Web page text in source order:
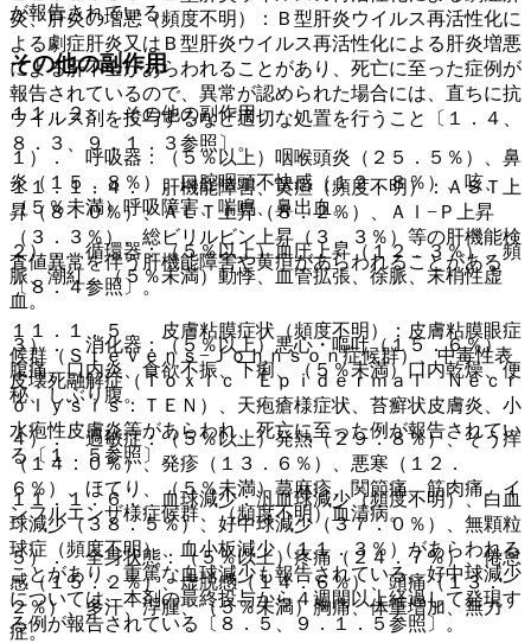
が報告されている。
その他の副作用
１１．２． その他の副作用
１）． 呼吸器：（５％以上）咽喉頭炎（２５．５％）、鼻
炎（１５．８％）、口腔咽頭不快感（１２．８％）、咳、
（５％未満）呼吸障害、喘鳴、鼻出血。
２）． 循環器：（５％以上）血圧上昇（１２．３％）、頻
脈、潮紅、（５％未満）動悸、血管拡張、徐脈、末梢性虚
血。
３）． 消化器：（５％以上）悪心・嘔吐（１５．６％）、
腹痛、口内炎、食欲不振、下痢、（５％未満）口内乾燥、便
秘、しぶり腹。
４）． 過敏症：（５％以上）発熱（２９．８％）、そう痒
（１４．０％）、発疹（１３．６％）、悪寒（１２．
６％）、ほてり、（５％未満）蕁麻疹、関節痛、筋肉痛、イ
ンフルエンザ様症候群、（頻度不明）血清病。
５）． 全身状態：（５％以上）疼痛（２４．７％）、倦怠
感（１５．２％）、虚脱感（１４．６％）、頭痛（１３．
２％）、多汗、浮腫、（５％未満）胸痛、体重増加、無力
症。
炎、肝炎の増悪（頻度不明）：Ｂ型肝炎ウイルス再活性化に
よる劇症肝炎又はＢ型肝炎ウイルス再活性化による肝炎増悪
による肝不全があらわれることがあり、死亡に至った症例が
報告されているので、異常が認められた場合には、直ちに抗
ウイルス剤を投与するなど適切な処置を行うこと〔１．４、
８．３、９．１．３参照〕。
１１．１．４． 肝機能障害、黄疸（頻度不明）：ＡＳＴ上
昇（８．０％）、ＡＬＴ上昇（８．２％）、Ａｌ−Ｐ上昇
（３．３％）、総ビリルビン上昇（３．３％）等の肝機能検
査値異常を伴う肝機能障害や黄疸があらわれることがある
〔８．４参照〕。
１１．１．５． 皮膚粘膜症状（頻度不明）：皮膚粘膜眼症
候群（Ｓｔｅｖｅｎｓ−Ｊｏｈｎｓｏｎ症候群）、中毒性表
皮壊死融解症（Ｔｏｘｉｃ Ｅｐｉｄｅｒｍａｌ Ｎｅｃｒ
ｏｌｙｓｉｓ：ＴＥＮ）、天疱瘡様症状、苔癬状皮膚炎、小
水疱性皮膚炎等があらわれ、死亡に至った例が報告されてい
る〔１．５参照〕。
１１．１．６． 血球減少：汎血球減少（頻度不明）、白血
球減少（３８．５％）、好中球減少（３７．０％）、無顆粒
球症（頻度不明）、血小板減少（１１．３％）があらわれる
ことがあり、重篤な血球減少も報告されている。好中球減少
については、本剤の最終投与から４週間以上経過して発現す
る例が報告されている〔８．５、９．１．５参照〕。